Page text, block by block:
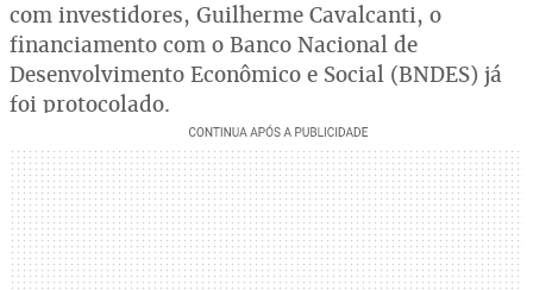
com investidores, Guilherme Cavalcanti, o
financiamento com o Banco Nacional de
Desenvolvimento Econômico e Social (BNDES) já
foi protocolado.